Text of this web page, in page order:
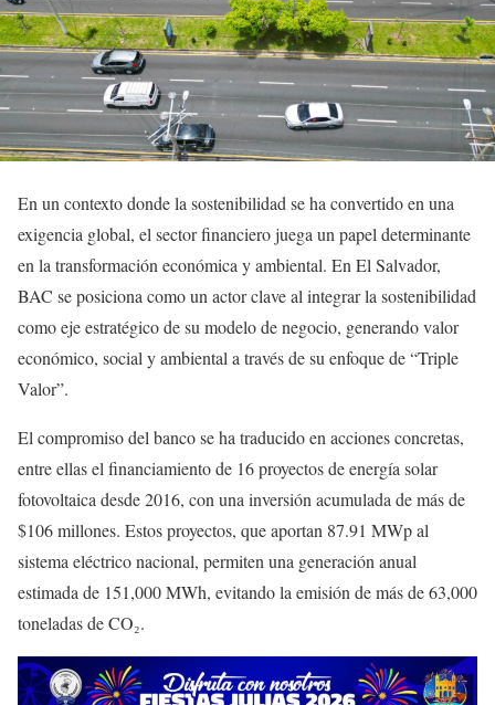
En un contexto donde la sostenibilidad se ha convertido en una
exigencia global, el sector financiero juega un papel determinante
en la transformación económica y ambiental. En El Salvador,
BAC se posiciona como un actor clave al integrar la sostenibilidad
como eje estratégico de su modelo de negocio, generando valor
económico, social y ambiental a través de su enfoque de “Triple
Valor”.
El compromiso del banco se ha traducido en acciones concretas,
entre ellas el financiamiento de 16 proyectos de energía solar
fotovoltaica desde 2016, con una inversión acumulada de más de
$106 millones. Estos proyectos, que aportan 87.91 MWp al
sistema eléctrico nacional, permiten una generación anual
estimada de 151,000 MWh, evitando la emisión de más de 63,000
toneladas de CO₂.